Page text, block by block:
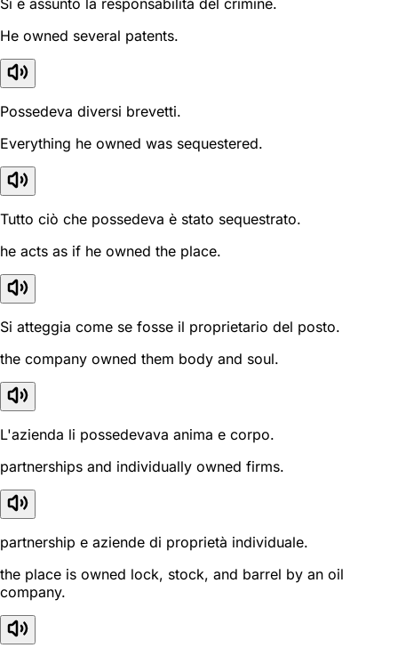
Si è assunto la responsabilità del crimine.
He owned several patents.
Possedeva diversi brevetti.
Everything he owned was sequestered.
Tutto ciò che possedeva è stato sequestrato.
he acts as if he owned the place.
Si atteggia come se fosse il proprietario del posto.
the company owned them body and soul.
L'azienda li possedevava anima e corpo.
partnerships and individually owned firms.
partnership e aziende di proprietà individuale.
the place is owned lock, stock, and barrel by an oil
company.